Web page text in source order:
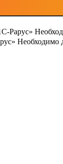
Рарус»
Необходимо